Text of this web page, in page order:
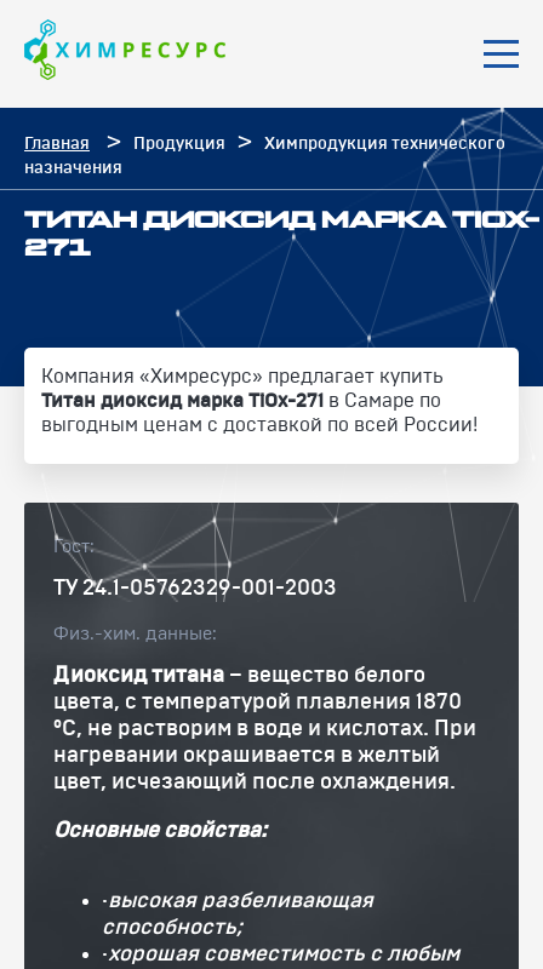
Главная Продукция
Химпродукция технического
назначения
ТИТАН ДИОКСИД МАРКА TIOX-
271
Компания «Химресурс» предлагает купить
Титан диоксид марка TiOx-271 в Самаре по
выгодным ценам с доставкой по всей России!
Гост:
ТУ 24.1-05762329-001-2003
Физ.-хим. данные:
Диоксид титана – вещество белого
цвета, с температурой плавления 1870
°С, не растворим в воде и кислотах. При
нагревании окрашивается в желтый
цвет, исчезающий после охлаждения.
Основные свойства:
·высокая разбеливающая
способность;
·хорошая совместимость с любым